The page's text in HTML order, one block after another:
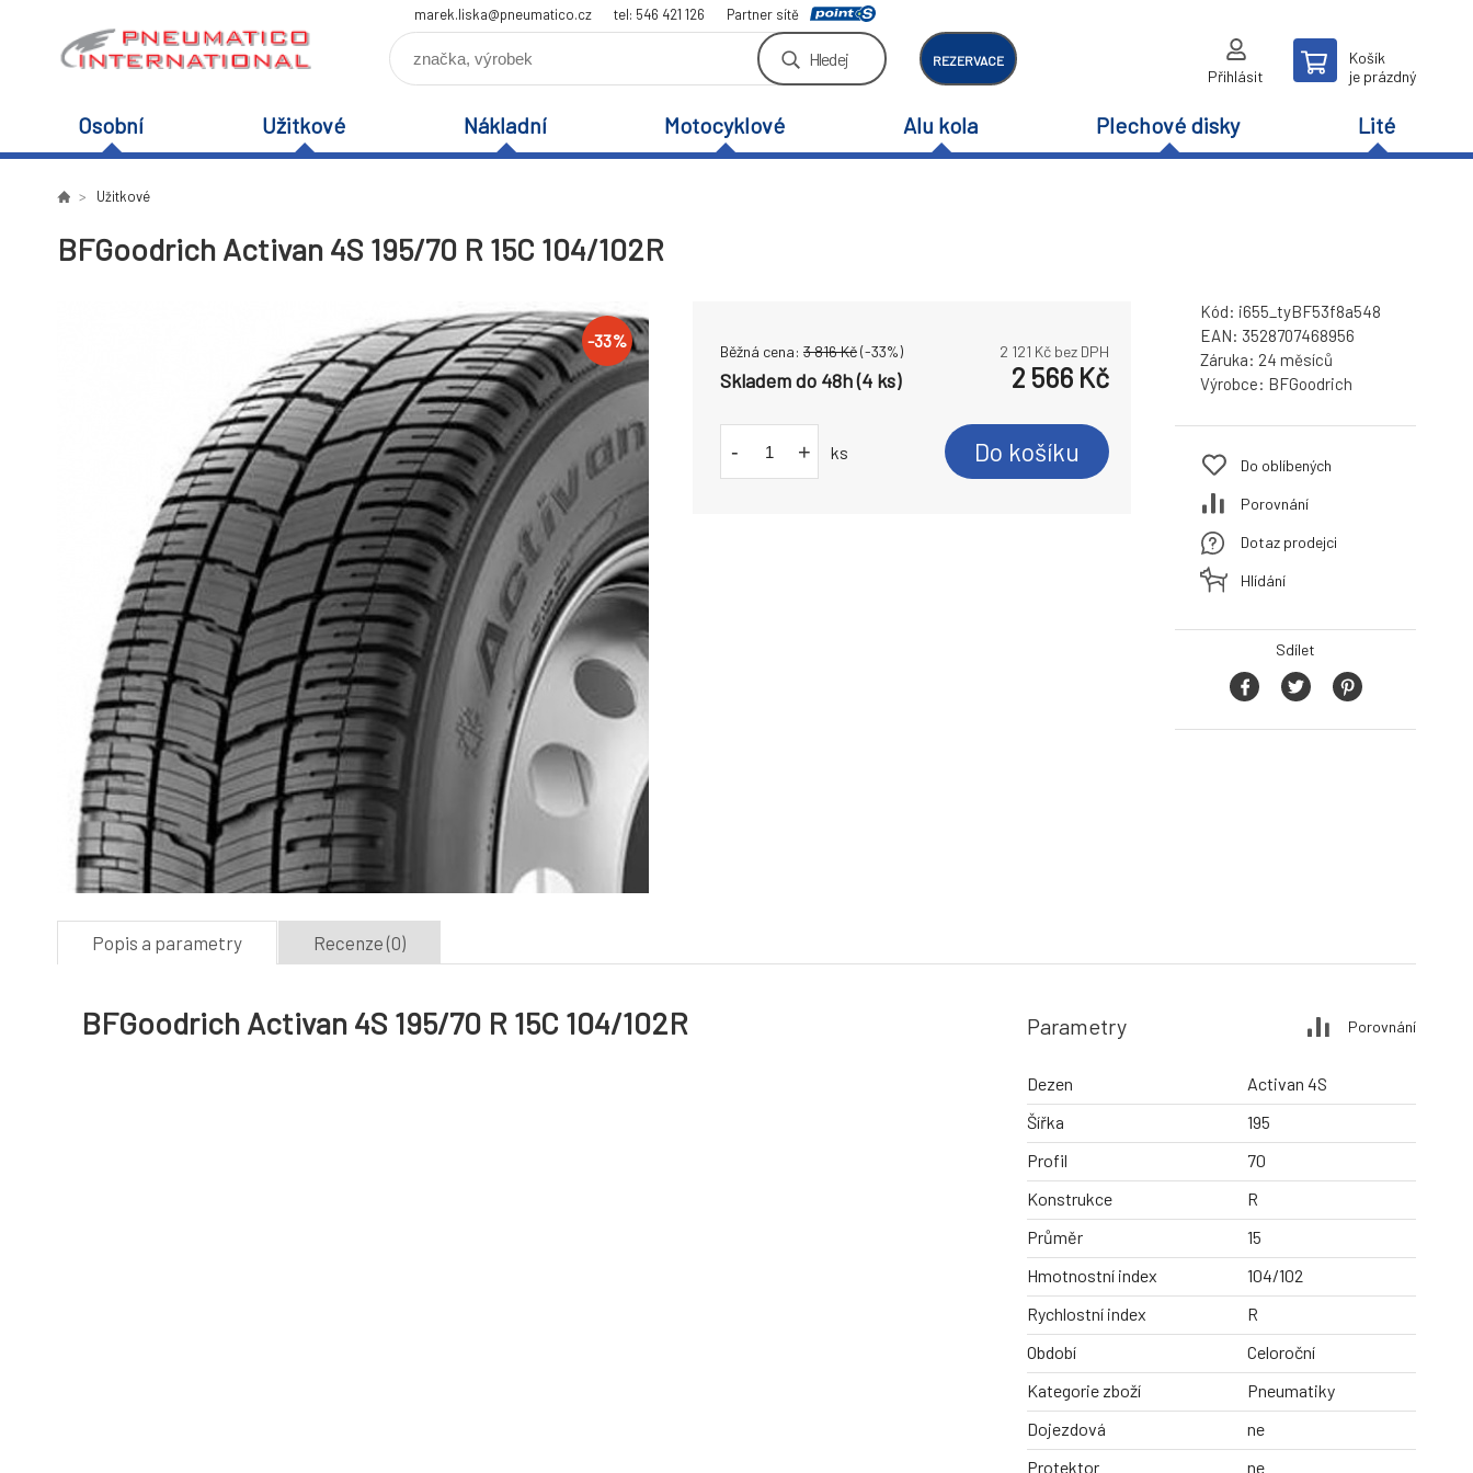
marek.liska@pneumatico.cz tel: 546 421 126 Partner sítě
Hledej REZERVACE
Přihlásit
Košík
je prázdný
Osobní Užitkové Nákladní Motocyklové Alu kola Plechové disky Lité
Užitkové
BFGoodrich Activan 4S 195/70 R 15C 104/102R
-33%
Běžná cena: 3 816Kč(-33%) 2 121 Kč bez DPH
Skladem do 48h (4 ks) 2 566 Kč
- + ks Do košíku
Kód: i655_tyBF53f8a548
EAN: 3528707468956
Záruka: 24 měsíců
Výrobce: BFGoodrich
Do oblíbených
Porovnání
Dotaz prodejci
Hlídání
Sdílet
Popis a parametry Recenze (0)
BFGoodrich Activan 4S 195/70 R 15C 104/102R Parametry Porovnání
Dezen
Activan 4S
Šířka
195
Profil
70
Konstrukce
R
Průměr
15
Hmotnostní index
104/102
Rychlostní index
R
Období
Celoroční
Kategorie zboží
Pneumatiky
Dojezdová
ne
Protektor
ne